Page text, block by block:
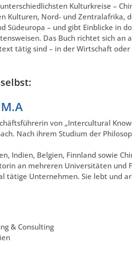
Kulturkreise –
Kulturen, Nord- und Zentralafrika,
Südeuropa – und gibt Einblicke in
Das Buch richtet sich an
tätig sind – in der Wirtschaft oder
von „Intercultural
Nach ihrem Studium der
Indien, Belgien, Finnland sowie
an mehreren Universitäten und
tätige Unternehmen. Sie lebt und
& Consulting